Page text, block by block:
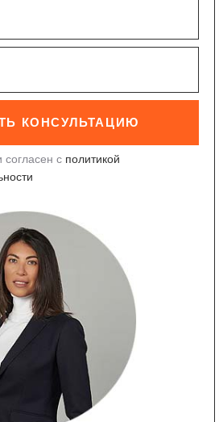
КОНСУЛЬТАЦИЮ
с политикой